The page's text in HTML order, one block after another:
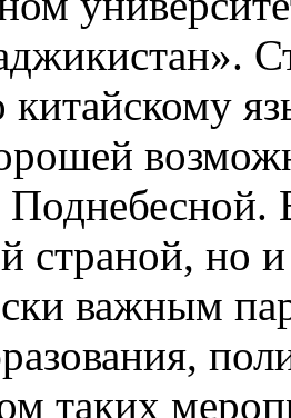
китайскому
Поднебесной.
страной, но
важным
таких